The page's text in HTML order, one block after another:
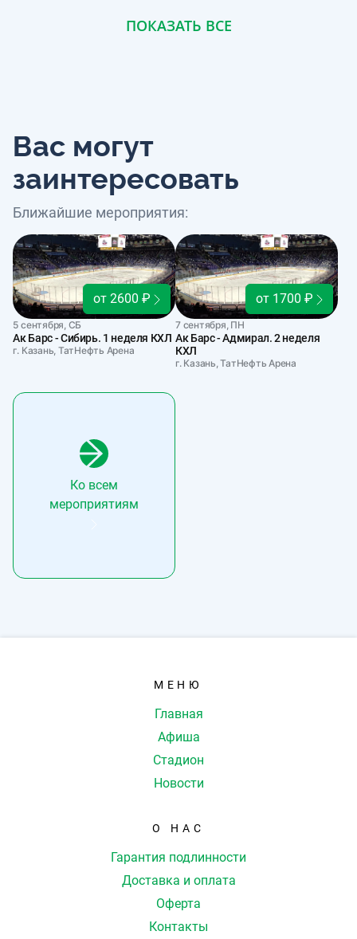
ПОКАЗАТЬ ВСЕ
Вас могут
заинтересовать
Ближайшие мероприятия:
от 2600 ₽
5 сентября, СБ
Ак Барс - Сибирь. 1 неделя КХЛ
г. Казань, ТатНефть Арена
от 1700 ₽
7 сентября, ПН
Ак Барс - Адмирал. 2 неделя
КХЛ
г. Казань, ТатНефть Арена
Ко всем
мероприятиям
МЕНЮ
Главная
Афиша
Стадион
Новости
О НАС
Гарантия подлинности
Доставка и оплата
Оферта
Контакты